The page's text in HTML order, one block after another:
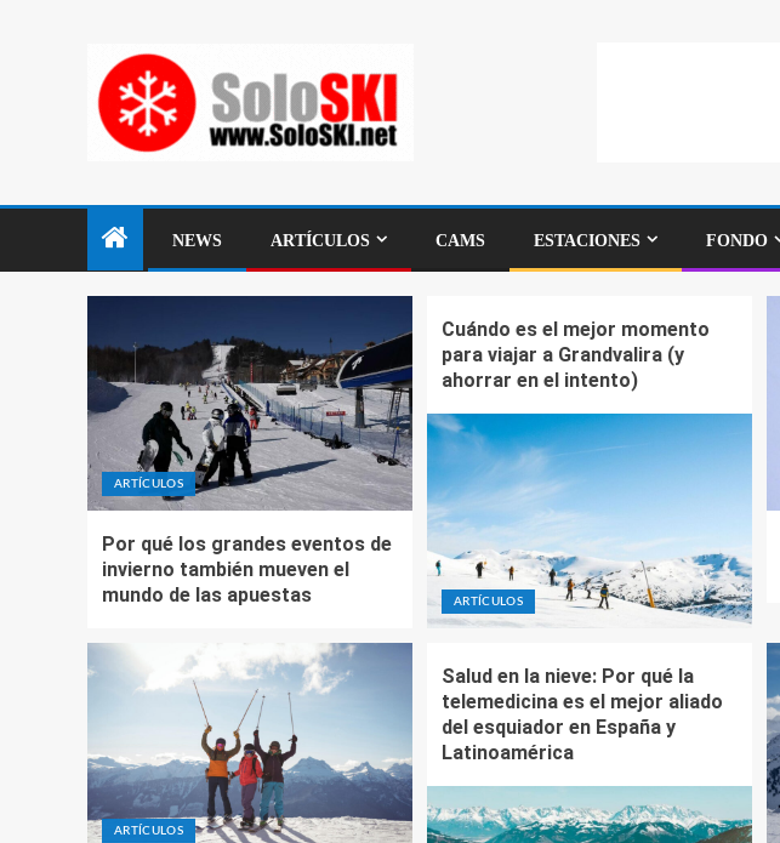
NEWS ARTÍCULOS CAMS ESTACIONES FONDO
ARTÍCULOS
Por qué los grandes eventos de
invierno también mueven el
mundo de las apuestas
ARTÍCULOS
Cuándo es el mejor momento
para viajar a Grandvalira (y
ahorrar en el intento)
ARTÍCULOS
Salud en la nieve: Por qué la
telemedicina es el mejor aliado
del esquiador en España y
Latinoamérica